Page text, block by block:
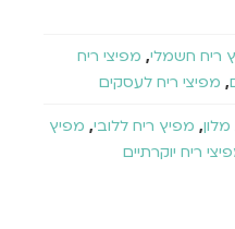
ריח חשמלי, מפיצי ריח
, מפיצי ריח לעסקים
, מפיץ ריח ללובי, מפיץ
ריח יוקרתיים